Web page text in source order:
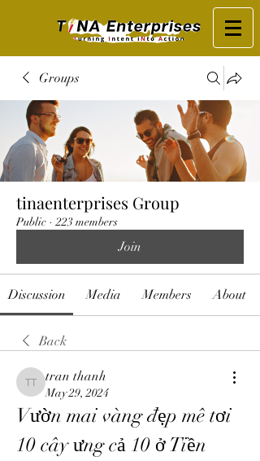
Groups
tinaenterprises Group
Public · 223 members
Join
Discussion Media Members About
Back
tran thanh
tran thanh
May 29, 2024
Vườn mai vàng đẹp mê tơi
10 cây ưng cả 10 ở Tiền